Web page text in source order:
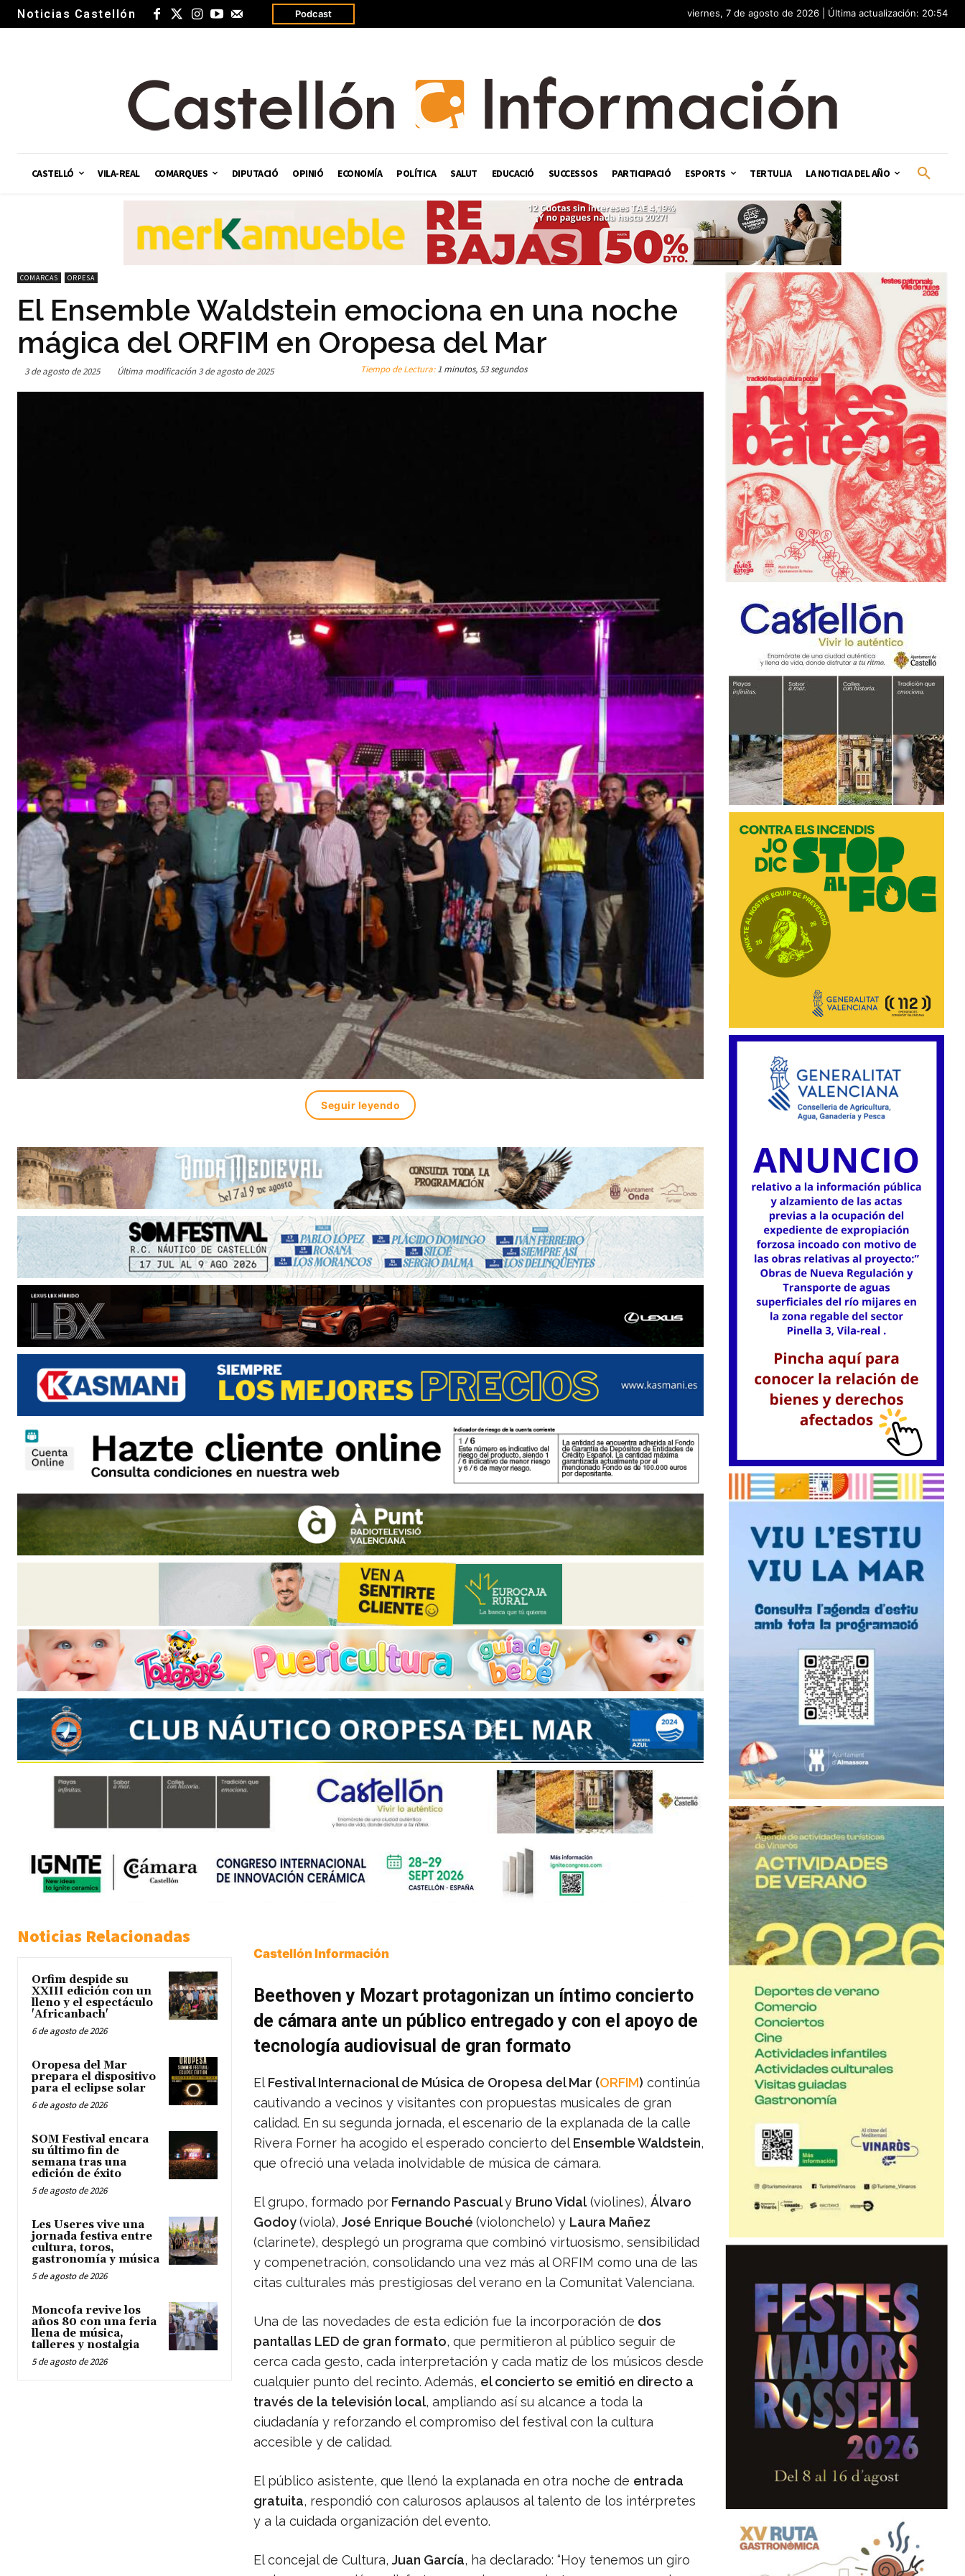
Noticias Castellón Podcast viernes, 7 de agosto de 2026 | Última actualización: 20:54
CASTELLÓ VILA-REAL COMARQUES DIPUTACIÓ OPINIÓ ECONOMÍA POLÍTICA SALUT EDUCACIÓ SUCCESSOS PARTICIPACIÓ ESPORTS TERTULIA LA NOTICIA DEL AÑO
COMARCAS ORPESA
El Ensemble Waldstein emociona en una noche
mágica del ORFIM en Oropesa del Mar
3 de agosto de 2025 Última modificación 3 de agosto de 2025 Tiempo de Lectura:1 minutos, 53 segundos
Seguir leyendo
Noticias Relacionadas
Orfim despide su
XXIII edición con un
lleno y el espectáculo
'Africanbach'
6 de agosto de 2026
Oropesa del Mar
prepara el dispositivo
para el eclipse solar
6 de agosto de 2026
SOM Festival encara
su último fin de
semana tras una
edición de éxito
5 de agosto de 2026
Les Useres vive una
jornada festiva entre
cultura, toros,
gastronomía y música
5 de agosto de 2026
Moncofa revive los
años 80 con una feria
llena de música,
talleres y nostalgia
5 de agosto de 2026
Castellón Información
Beethoven y Mozart protagonizan un íntimo concierto
de cámara ante un público entregado y con el apoyo de
tecnología audiovisual de gran formato
El Festival Internacional de Música de Oropesa del Mar (ORFIM) continúa
cautivando a vecinos y visitantes con propuestas musicales de gran
calidad. En su segunda jornada, el escenario de la explanada de la calle
Rivera Forner ha acogido el esperado concierto del Ensemble Waldstein,
que ofreció una velada inolvidable de música de cámara.
El grupo, formado porFernando Pascualy Bruno Vidal(violines), Álvaro
Godoy(viola), José Enrique Bouché (violonchelo) y Laura Mañez
(clarinete), desplegó un programa que combinó virtuosismo, sensibilidad
y compenetración, consolidando una vez más al ORFIM como una de las
citas culturales más prestigiosas del verano en la Comunitat Valenciana.
Una de las novedades de esta edición fue la incorporación de dos
pantallas LED de gran formato, que permitieron al público seguir de
cerca cada gesto, cada interpretación y cada matiz de los músicos desde
cualquier punto del recinto. Además, el concierto se emitió en directo a
través de la televisión local, ampliando así su alcance a toda la
ciudadanía y reforzando el compromiso del festival con la cultura
accesible y de calidad.
El público asistente, que llenó la explanada en otra noche de entrada
gratuita, respondió con calurosos aplausos al talento de los intérpretes
y a la cuidada organización del evento.
El concejal de Cultura, Juan García, ha declarado: “Hoy tenemos un giro